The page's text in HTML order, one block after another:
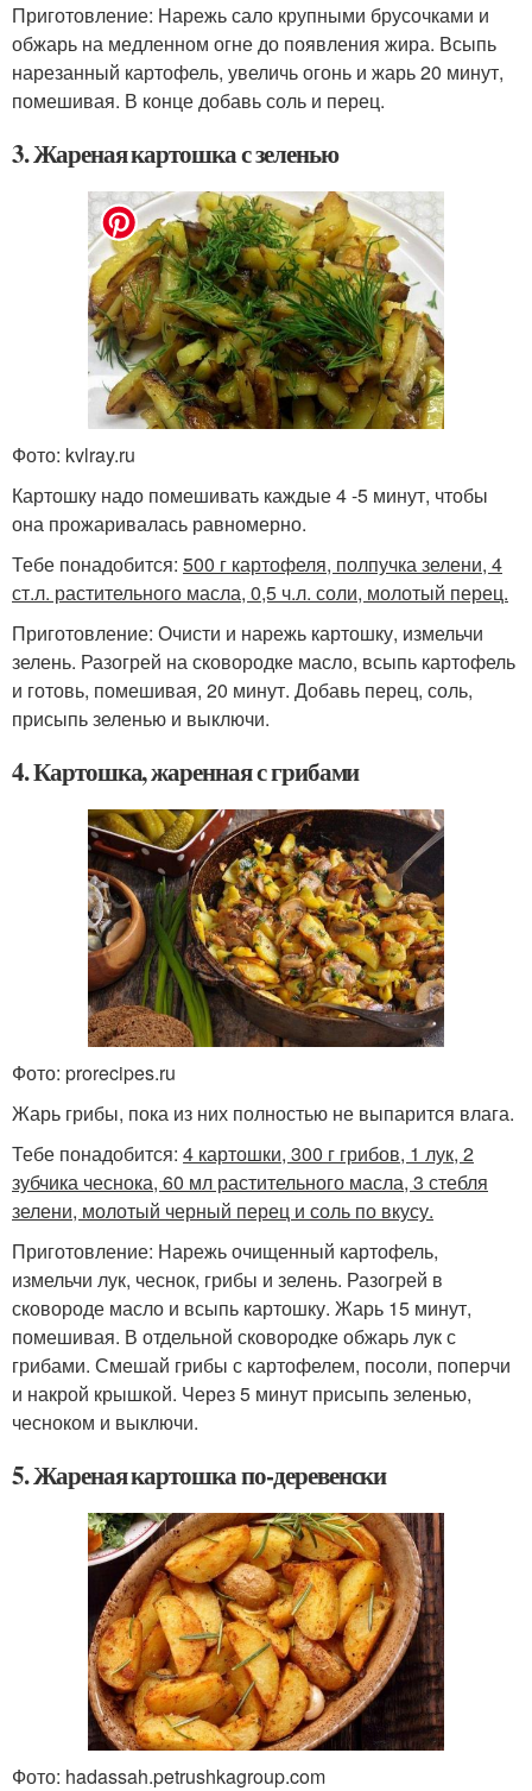
Приготовление: Нарежь сало крупными брусочками и
обжарь на медленном огне до появления жира. Всыпь
нарезанный картофель, увеличь огонь и жарь 20 минут,
помешивая. В конце добавь соль и перец.
3. Жареная картошка с зеленью
Фото: kvlray.ru
Картошку надо помешивать каждые 4 -5 минут, чтобы
она прожаривалась равномерно.
Тебе понадобится: 500 г картофеля, полпучка зелени, 4
ст.л. растительного масла, 0,5 ч.л. соли, молотый перец.
Приготовление: Очисти и нарежь картошку, измельчи
зелень. Разогрей на сковородке масло, всыпь картофель
и готовь, помешивая, 20 минут. Добавь перец, соль,
присыпь зеленью и выключи.
4. Картошка, жаренная с грибами
Фото: prorecipes.ru
Жарь грибы, пока из них полностью не выпарится влага.
Тебе понадобится: 4 картошки, 300 г грибов, 1 лук, 2
зубчика чеснока, 60 мл растительного масла, 3 стебля
зелени, молотый черный перец и соль по вкусу.
Приготовление: Нарежь очищенный картофель,
измельчи лук, чеснок, грибы и зелень. Разогрей в
сковороде масло и всыпь картошку. Жарь 15 минут,
помешивая. В отдельной сковородке обжарь лук с
грибами. Смешай грибы с картофелем, посоли, поперчи
и накрой крышкой. Через 5 минут присыпь зеленью,
чесноком и выключи.
5. Жареная картошка по-деревенски
Фото: hadassah.petrushkagroup.com